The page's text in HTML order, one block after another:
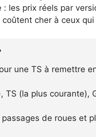
les prix réels par
cher à ceux
une TS à remettre
TS (la plus courante),
de roues et